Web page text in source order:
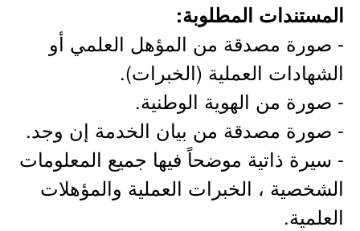
المستندات المطلوبة:
- صورة مصدقة من المؤهل العلمي أو
الشهادات العملية (الخبرات).
- صورة من الهوية الوطنية.
- صورة مصدقة من بيان الخدمة إن وجد.
- سيرة ذاتية موضحاً فيها جميع المعلومات
الشخصية ، الخبرات العملية والمؤهلات
العلمية.